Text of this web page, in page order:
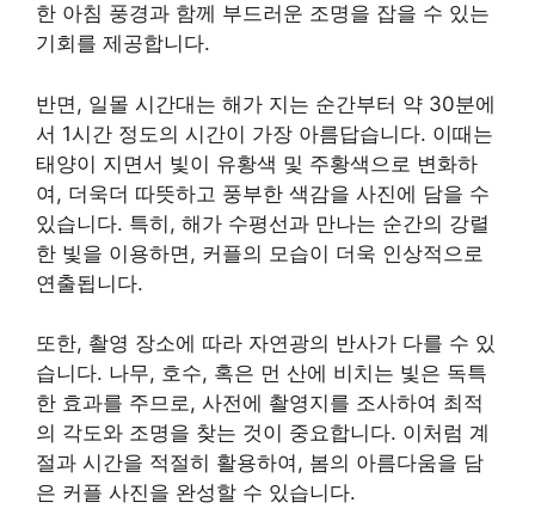
한 아침 풍경과 함께 부드러운 조명을 잡을 수 있는
기회를 제공합니다.
반면, 일몰 시간대는 해가 지는 순간부터 약 30분에
서 1시간 정도의 시간이 가장 아름답습니다. 이때는
태양이 지면서 빛이 유황색 및 주황색으로 변화하
여, 더욱더 따뜻하고 풍부한 색감을 사진에 담을 수
있습니다. 특히, 해가 수평선과 만나는 순간의 강렬
한 빛을 이용하면, 커플의 모습이 더욱 인상적으로
연출됩니다.
또한, 촬영 장소에 따라 자연광의 반사가 다를 수 있
습니다. 나무, 호수, 혹은 먼 산에 비치는 빛은 독특
한 효과를 주므로, 사전에 촬영지를 조사하여 최적
의 각도와 조명을 찾는 것이 중요합니다. 이처럼 계
절과 시간을 적절히 활용하여, 봄의 아름다움을 담
은 커플 사진을 완성할 수 있습니다.